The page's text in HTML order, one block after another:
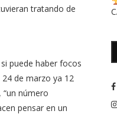
tratando de
puede haber focos
de marzo ya 12
número
pensar en un